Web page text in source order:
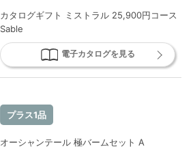
カタログギフト ミストラル 25,900円コース
Sable
電子カタログを見る
プラス1品
オーシャンテール 極バームセット A